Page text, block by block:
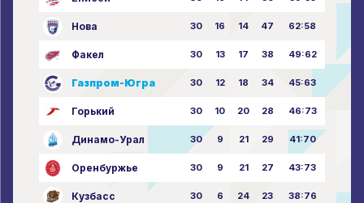
Нова 30 16 14 47 62:58
Факел 30 13 17 38 49:62
Газпром-Югра 30 12 18 34 45:63
Горький 30 10 20 28 46:73
Динамо-Урал 30 9 21 29 41:70
Оренбуржье 30 9 21 27 43:73
Кузбасс 30 6 24 23 38:76